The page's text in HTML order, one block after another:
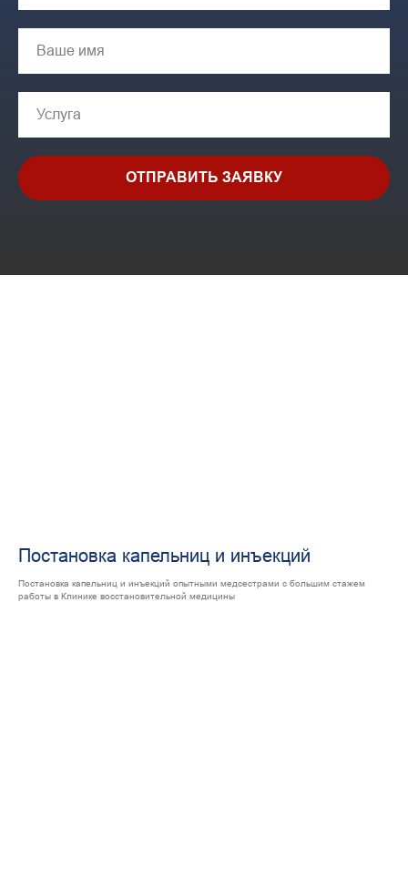
ОТПРАВИТЬ ЗАЯВКУ
Постановка капельниц и инъекций
Постановка капельниц и инъекций опытными медсестрами с большим стажем
работы в Клинике восстановительной медицины